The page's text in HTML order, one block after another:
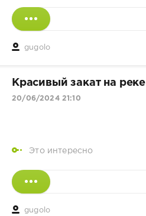
gugolo
Красивый закат на реке
20/06/2024 21:10
Это интересно
gugolo